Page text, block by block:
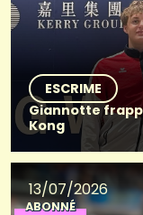
ESCRIME
Giannotte
Kong
13/07/2026
ABONNÉ